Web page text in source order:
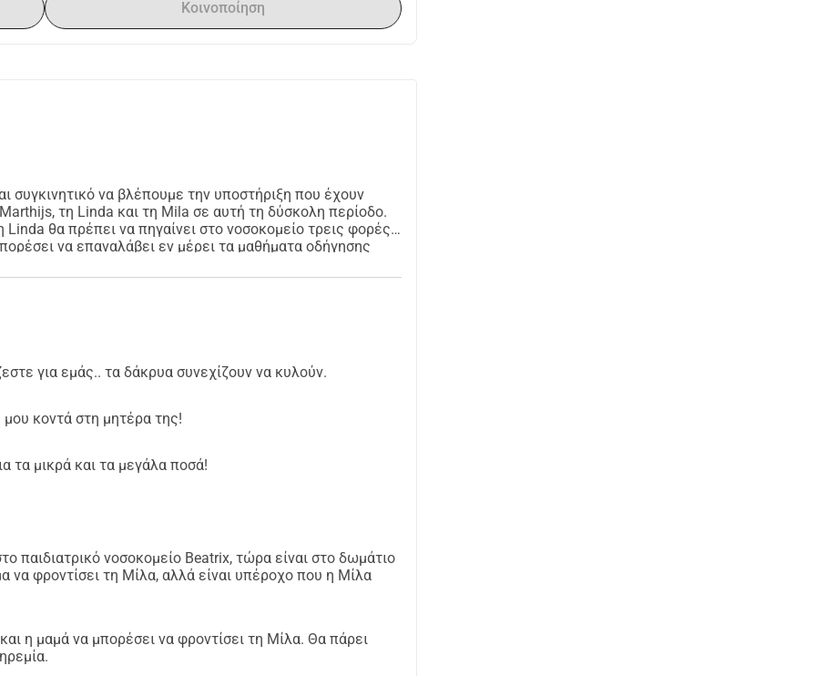
Κοινοποίηση
συγκινητικό να βλέπουμε την υποστήριξη που έχουν
τη Linda και τη Mila σε αυτή τη δύσκολη περίοδο.
Linda θα πρέπει να πηγαίνει στο νοσοκομείο τρεις φορές
να επαναλάβει εν μέρει τα μαθήματα οδήγησης
έσοδα. Ελπίζουμε ότι η ανάρρωση της Linda θα
την εκστρατεία συγκέντρωσης χρημάτων.
για εμάς.. τα δάκρυα συνεχίζουν να κυλούν.
κοντά στη μητέρα της!
τα μικρά και τα μεγάλα ποσά!
νοσοκομείο Beatrix, τώρα είναι στο δωμάτιο
φροντίσει τη Μίλα, αλλά είναι υπέροχο που η Μίλα
η μαμά να μπορέσει να φροντίσει τη Μίλα. Θα πάρει